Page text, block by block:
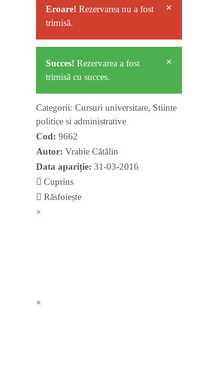
×
Eroare! Rezervarea nu a fost
trimisă.
×
Succes! Rezervarea a fost
trimisă cu succes.
Categorii: Cursuri universitare, Stiinte
politice si administrative
Cod: 9662
Autor: Vrabie Cătălin
Data apariție: 31-03-2016
Cuprins
Răsfoiește
×
×